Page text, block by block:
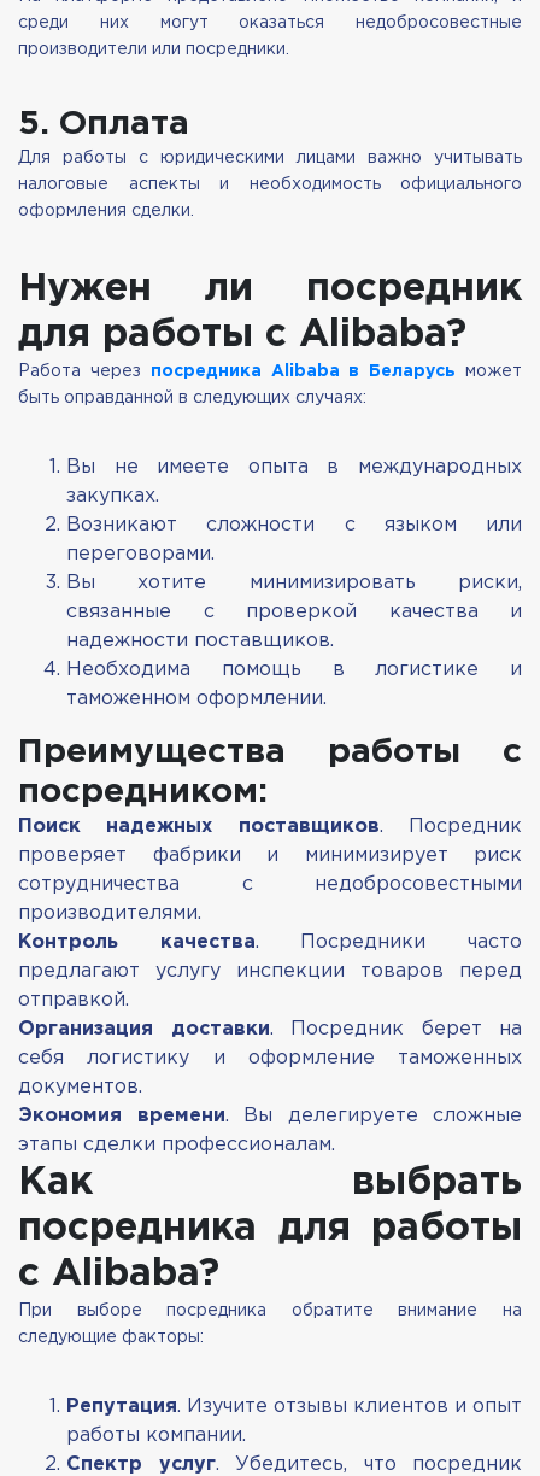
среди них могут оказаться недобросовестные
производители или посредники.
5. Оплата
Для работы с юридическими лицами важно учитывать
налоговые аспекты и необходимость официального
оформления сделки.
Нужен ли посредник
для работы с Alibaba?
Работа через посредника Alibaba в Беларусь может
быть оправданной в следующих случаях:
Вы не имеете опыта в международных
закупках.
Возникают сложности с языком или
переговорами.
Вы хотите минимизировать риски,
связанные с проверкой качества и
надежности поставщиков.
Необходима помощь в логистике и
таможенном оформлении.
Преимущества работы с
посредником:
Поиск надежных поставщиков. Посредник
проверяет фабрики и минимизирует риск
сотрудничества с недобросовестными
производителями.
Контроль качества. Посредники часто
предлагают услугу инспекции товаров перед
отправкой.
Организация доставки. Посредник берет на
себя логистику и оформление таможенных
документов.
Экономия времени. Вы делегируете сложные
этапы сделки профессионалам.
Как выбрать
посредника для работы
с Alibaba?
При выборе посредника обратите внимание на
следующие факторы:
Репутация. Изучите отзывы клиентов и опыт
работы компании.
Спектр услуг. Убедитесь, что посредник